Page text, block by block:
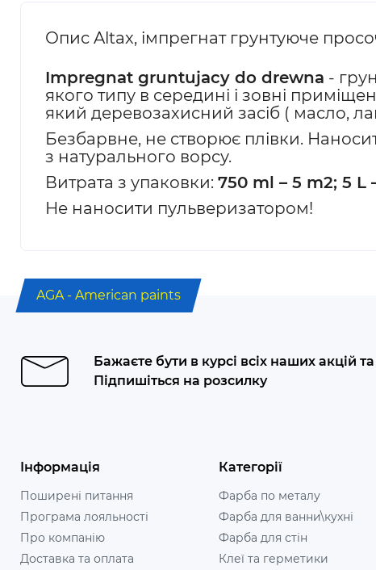
Опис Altax, імпрегнат грунтуюче
Impregnat gruntujacy do drewna -
якого типу в середині і зовні
який деревозахисний засіб ( масло,
Безбарвне, не створює плівки.
з натурального ворсу.
Витрата з упаковки: 750 ml – 5 m2; 5 L
Не наносити пульверизатором!
AGA - American paints
Бажаєте бути в курсі всіх наших акцій
Підпишіться на розсилку
Інформація
Поширені питання
Програма лояльності
Про компанію
Доставка та оплата
Категорії
Фарба по металу
Фарба для ванни\кухні
Фарба для стін
Клеї та герметики